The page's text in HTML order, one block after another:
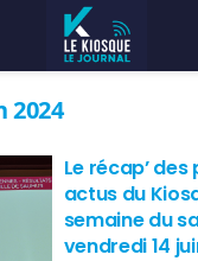
2024
Le récap’
actus du
semaine du
vendredi 14